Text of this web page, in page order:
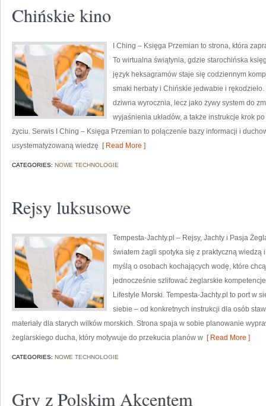
Chińskie kino
I Ching – Księga Przemian to strona, która
To wirtualna świątynia, gdzie starochińska
język heksagramów staje się codziennym
smaki herbaty i Chińskie jedwabie i
dziwna wyrocznia, lecz jako żywy system do
wyjaśnienia układów, a także instrukcje krok
życiu. Serwis I Ching – Księga Przemian to połączenie bazy informacji i
usystematyzowaną wiedzę [ Read More ]
CATEGORIES: NOWE TECHNOLOGIE
Rejsy luksusowe
Tempesta-Jachty.pl – Rejsy, Jachty i Pasja
światem żagli spotyka się z praktyczną wiedzą
myślą o osobach kochających wodę, które
jednocześnie szlifować żeglarskie
Lifestyle Morski. Tempesta-Jachty.pl to port w
siebie – od konkretnych instrukcji dla osób
materiały dla starych wilków morskich. Strona spaja w sobie planowanie
żeglarskiego ducha, który motywuje do przekucia planów w [ Read More ]
CATEGORIES: NOWE TECHNOLOGIE
Gry z Polskim Akcentem